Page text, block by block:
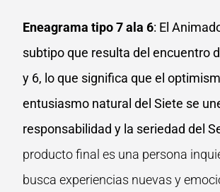
Eneagrama tipo 7 ala 6: El
subtipo que resulta del encuentro
y 6, lo que significa que el
entusiasmo natural del Siete se
responsabilidad y la seriedad del
producto final es una persona
busca experiencias nuevas y